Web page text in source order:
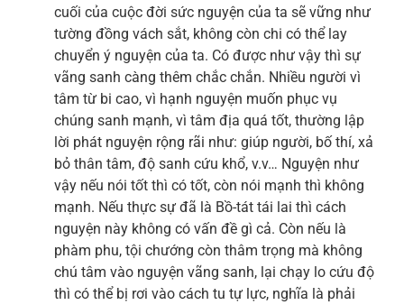
cuối của cuộc đời sức nguyện của ta sẽ vững như
tường đồng vách sắt, không còn chi có thể lay
chuyển ý nguyện của ta. Có được như vậy thì sự
vãng sanh càng thêm chắc chắn. Nhiều người vì
tâm từ bi cao, vì hạnh nguyện muốn phục vụ
chúng sanh mạnh, vì tâm địa quá tốt, thường lập
lời phát nguyện rộng rãi như: giúp người, bố thí, xả
bỏ thân tâm, độ sanh cứu khổ, v.v… Nguyện như
vậy nếu nói tốt thì có tốt, còn nói mạnh thì không
mạnh. Nếu thực sự đã là Bồ-tát tái lai thì cách
nguyện này không có vấn đề gì cả. Còn nếu là
phàm phu, tội chướng còn thâm trọng mà không
chú tâm vào nguyện vãng sanh, lại chạy lo cứu độ
thì có thể bị rơi vào cách tu tự lực, nghĩa là phải